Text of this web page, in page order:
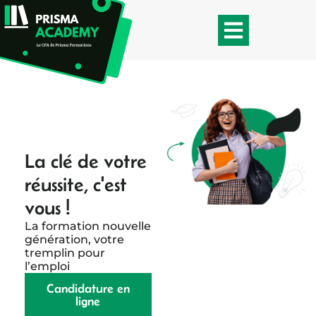
La clé de votre
réussite, c'est
vous !
La formation nouvelle
génération, votre
tremplin pour
l’emploi
Candidature en
ligne